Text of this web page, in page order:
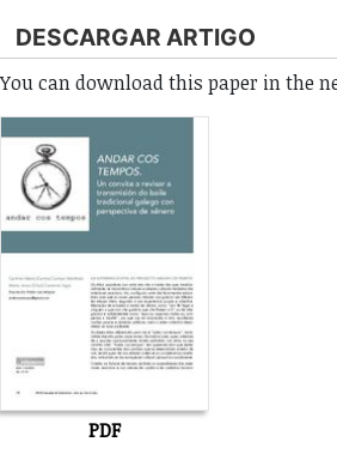
DESCARGAR ARTIGO
You can download this paper in the
PDF